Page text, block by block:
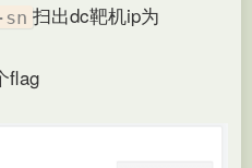
扫出dc靶机ip为
flag